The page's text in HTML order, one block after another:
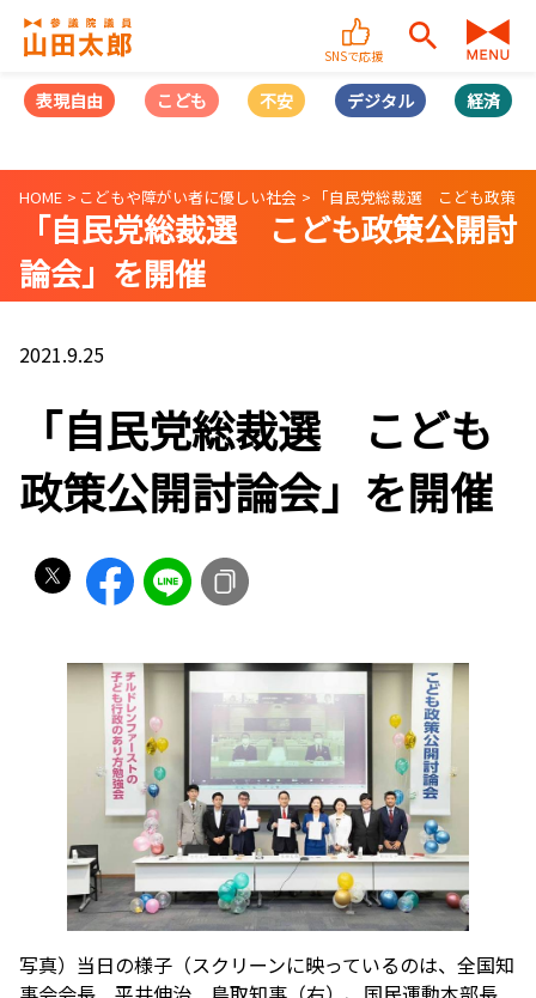
SNSで応援
表現自由 こども 不安 デジタル 経済
HOME こどもや障がい者に優しい社会 「自民党総裁選 こども政策
「自民党総裁選 こども政策公開討
論会」を開催
2021.9.25
「自民党総裁選 こども
政策公開討論会」を開催
写真）当日の様子（スクリーンに映っているのは、全国知